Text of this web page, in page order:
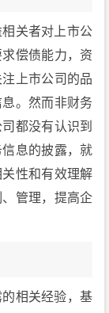
关者对上市公
偿债能力，资
上市公司的品
。然而非财务
都没有认识到
息的披露，就
性和有效理解
管理，提高企
相关经验，基